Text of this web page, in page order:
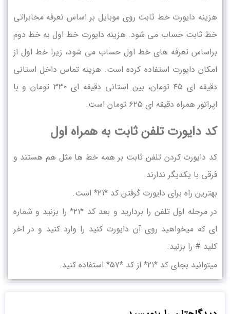
هزینه دایورت خط ثابت روی موبایل بر اساس تعرفه مخابراتی
خط ثابت حساب می شود. هزینه دایورت خط اول به خط دوم
براساس تعرفه های خط اول حساب می شود، زیرا خط اول از
امکان دایورت استفاده کرده است. هزینه تماس داخل استانی
دقیقه ای ۴۵ تومان، بین استانی دقیقه ای ۳۳۰ تومان و با
اپراتور همراه دقیقه ای ۶۲۵ تومان است.
کد دایورت تلفن ثابت به همراه اول
کد دایورت کردن تلفن ثابت بر همه خط ها مثل هم هستند و
فرقی با یکدیگر ندارند.
بهترین راه برای دایورت گرفتن کد *۲۱* است.
در مرحله اول تلفن را بردارید و بعد کد *۲۱* را بزنید و شماره
ای که میخواهید روی آن دایورت کنید را وارد کنید و در اخر
کلید # را بزنید.
میتوانید بجای کد *۲۱* از کد *۵۷* استفاده کنید.